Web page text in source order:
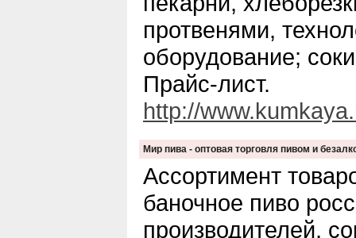
протвенями,
оборудование;
Прайс-лист.
http://
Мир пива - оптовая торговля пивом и
Ассортимент
баночное пиво
производителей,